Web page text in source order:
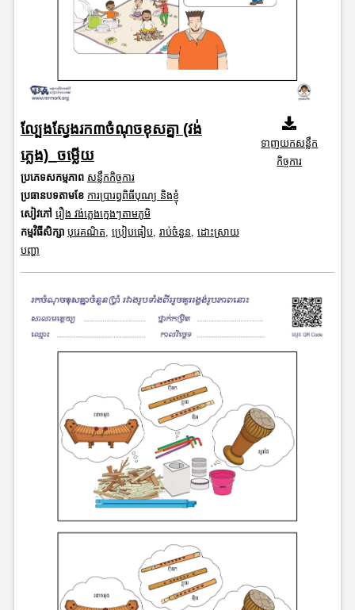
ល្បែងស្វែងរក៣ចំណុចខុសគ្នា (វង់
ភ្លេង)_ចម្លើយ
ប្រភេទសកម្មភាព សន្លឹកកិច្ចការ
ប្រធានបទតាមខែ ការប្រារព្ធពិធីបុណ្យ និងខ្ញុំ
សៀវភៅ រឿង វង់ភ្លេងក្មេងៗតាមភូមិ
កម្មវិធីសិក្សា បុរេគណិត ប្រៀបធៀប, រាប់ចំនួន ដោះស្រាយ
បញ្ហា
ទាញយកសន្លឹក
កិច្ចការ